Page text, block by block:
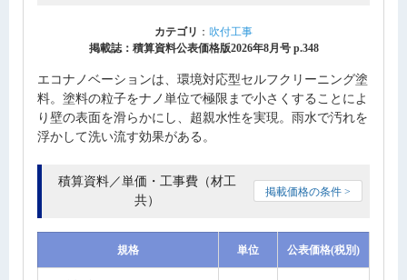
カテゴリ ： 吹付工事
掲載誌：積算資料公表価格版2026年8月号 p.348
エコナノベーションは、環境対応型セルフクリーニング塗
料。塗料の粒子をナノ単位で極限まで小さくすることによ
り壁の表面を滑らかにし、超親水性を実現。雨水で汚れを
浮かして洗い流す効果がある。
積算資料／単価・工事費（材工
共）
掲載価格の条件 >
規格 単位 公表価格(税別)